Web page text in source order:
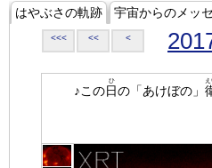
はやぶさの軌跡 宇宙からのメッ
<<< << <
♪この日
ひ
の「あけぼの」